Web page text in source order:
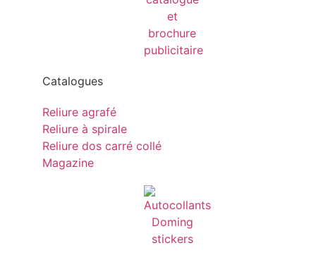
Catalogues
Reliure agrafé
Reliure à spirale
Reliure dos carré collé
Magazine